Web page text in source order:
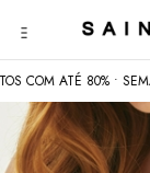
COM ATÉ 80% •